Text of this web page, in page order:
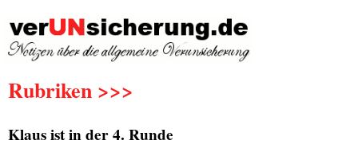
Rubriken >>>
Klaus ist in der 4. Runde